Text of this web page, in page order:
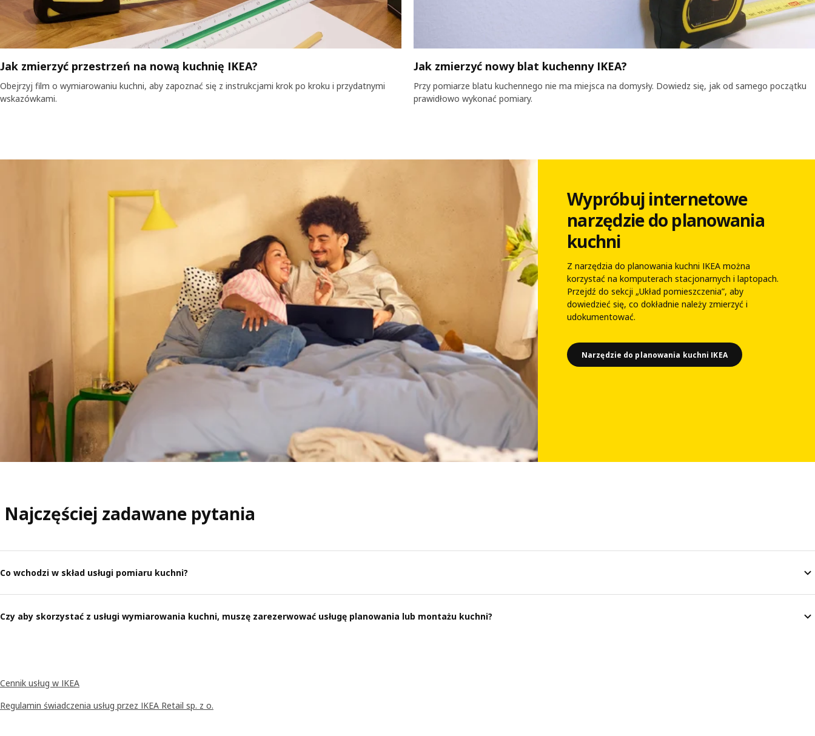
Jak zmierzyć przestrzeń na nową kuchnię IKEA?
Obejrzyj film o wymiarowaniu kuchni, aby zapoznać się z instrukcjami krok po kroku i przydatnymi
wskazówkami.
Jak zmierzyć nowy blat kuchenny IKEA?
Przy pomiarze blatu kuchennego nie ma miejsca na domysły. Dowiedz się, jak od samego początku
prawidłowo wykonać pomiary.
Wypróbuj internetowe
narzędzie do planowania
kuchni
Z narzędzia do planowania kuchni IKEA można
korzystać na komputerach stacjonarnych i laptopach.
Przejdź do sekcji „Układ pomieszczenia”, aby
dowiedzieć się, co dokładnie należy zmierzyć i
udokumentować.
Narzędzie do planowania kuchni IKEA
Najczęściej zadawane pytania
Co wchodzi w skład usługi pomiaru kuchni?
Czy aby skorzystać z usługi wymiarowania kuchni, muszę zarezerwować usługę planowania lub montażu kuchni?
Cennik usług w IKEA
Regulamin świadczenia usług przez IKEA Retail sp. z o.